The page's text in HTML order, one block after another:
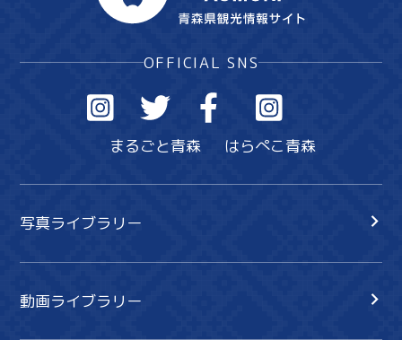
OFFICIAL SNS
まるごと青森 はらぺこ青森
写真ライブラリー
動画ライブラリー